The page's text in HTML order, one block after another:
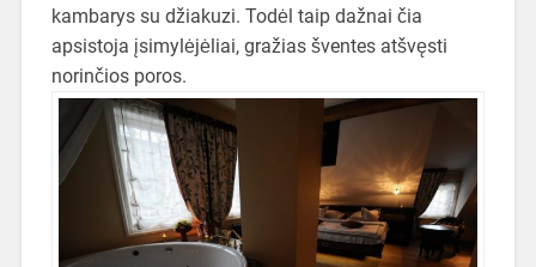
kambarys su džiakuzi. Todėl taip dažnai čia
apsistoja įsimylėjėliai, gražias šventes atšvęsti
norinčios poros.